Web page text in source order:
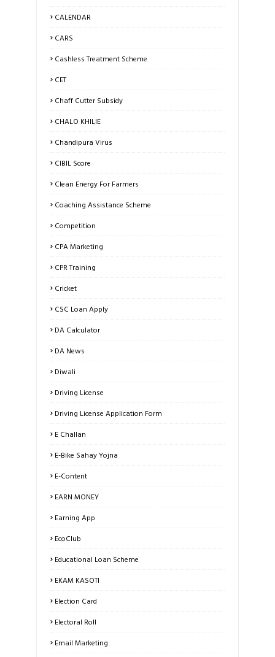
CALENDAR
CARS
Cashless Treatment Scheme
CET
Chaff Cutter Subsidy
CHALO KHILIE
Chandipura Virus
CIBIL Score
Clean Energy For Farmers
Coaching Assistance Scheme
Competition
CPA Marketing
CPR Training
Cricket
CSC Loan Apply
DA Calculator
DA News
Diwali
Driving License
Driving License Application Form
E Challan
E-Bike Sahay Yojna
E-Content
EARN MONEY
Earning App
EcoClub
Educational Loan Scheme
EKAM KASOTI
Election Card
Electoral Roll
Email Marketing